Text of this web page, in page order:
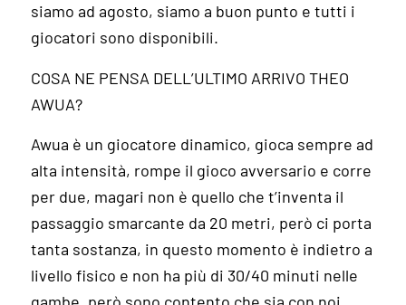
siamo ad agosto, siamo a buon punto e tutti i
giocatori sono disponibili.
COSA NE PENSA DELL’ULTIMO ARRIVO THEO
AWUA?
Awua è un giocatore dinamico, gioca sempre ad
alta intensità, rompe il gioco avversario e corre
per due, magari non è quello che t’inventa il
passaggio smarcante da 20 metri, però ci porta
tanta sostanza, in questo momento è indietro a
livello fisico e non ha più di 30/40 minuti nelle